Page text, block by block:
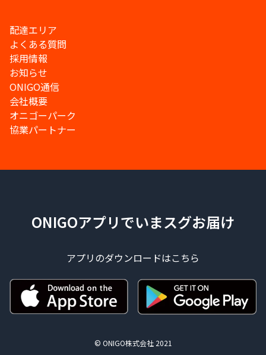
配達エリア
よくある質問
採用情報
お知らせ
ONIGO通信
会社概要
オニゴーパーク
協業パートナー
ONIGOアプリでいまスグお届け
アプリのダウンロードはこちら
© ONIGO株式会社 2021